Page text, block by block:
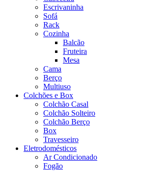
Escrivaninha
Sofá
Rack
Cozinha
Balcão
Fruteira
Mesa
Cama
Berço
Multiuso
Colchões e Box
Colchão Casal
Colchão Solteiro
Colchão Berço
Box
Travesseiro
Eletrodomésticos
Ar Condicionado
Fogão